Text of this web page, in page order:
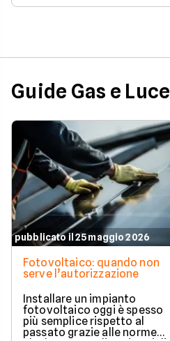
Guide Gas e Luce
pubblicato il 25 maggio 2026
Fotovoltaico: quando non
serve l’autorizzazione
Installare un impianto
fotovoltaico oggi è spesso
più semplice rispetto al
passato grazie alle norme